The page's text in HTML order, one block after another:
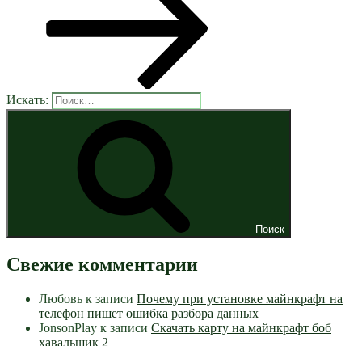
Искать:
Поиск
Свежие комментарии
Любовь к записи Почему при установке майнкрафт на
телефон пишет ошибка разбора данных
JonsonPlay к записи Скачать карту на майнкрафт боб
хавальщик 2